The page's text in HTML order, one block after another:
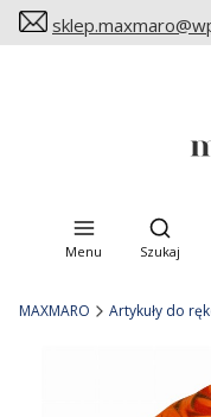
Menu
Otwórz
Szukaj
MAXMARO Artykuły do